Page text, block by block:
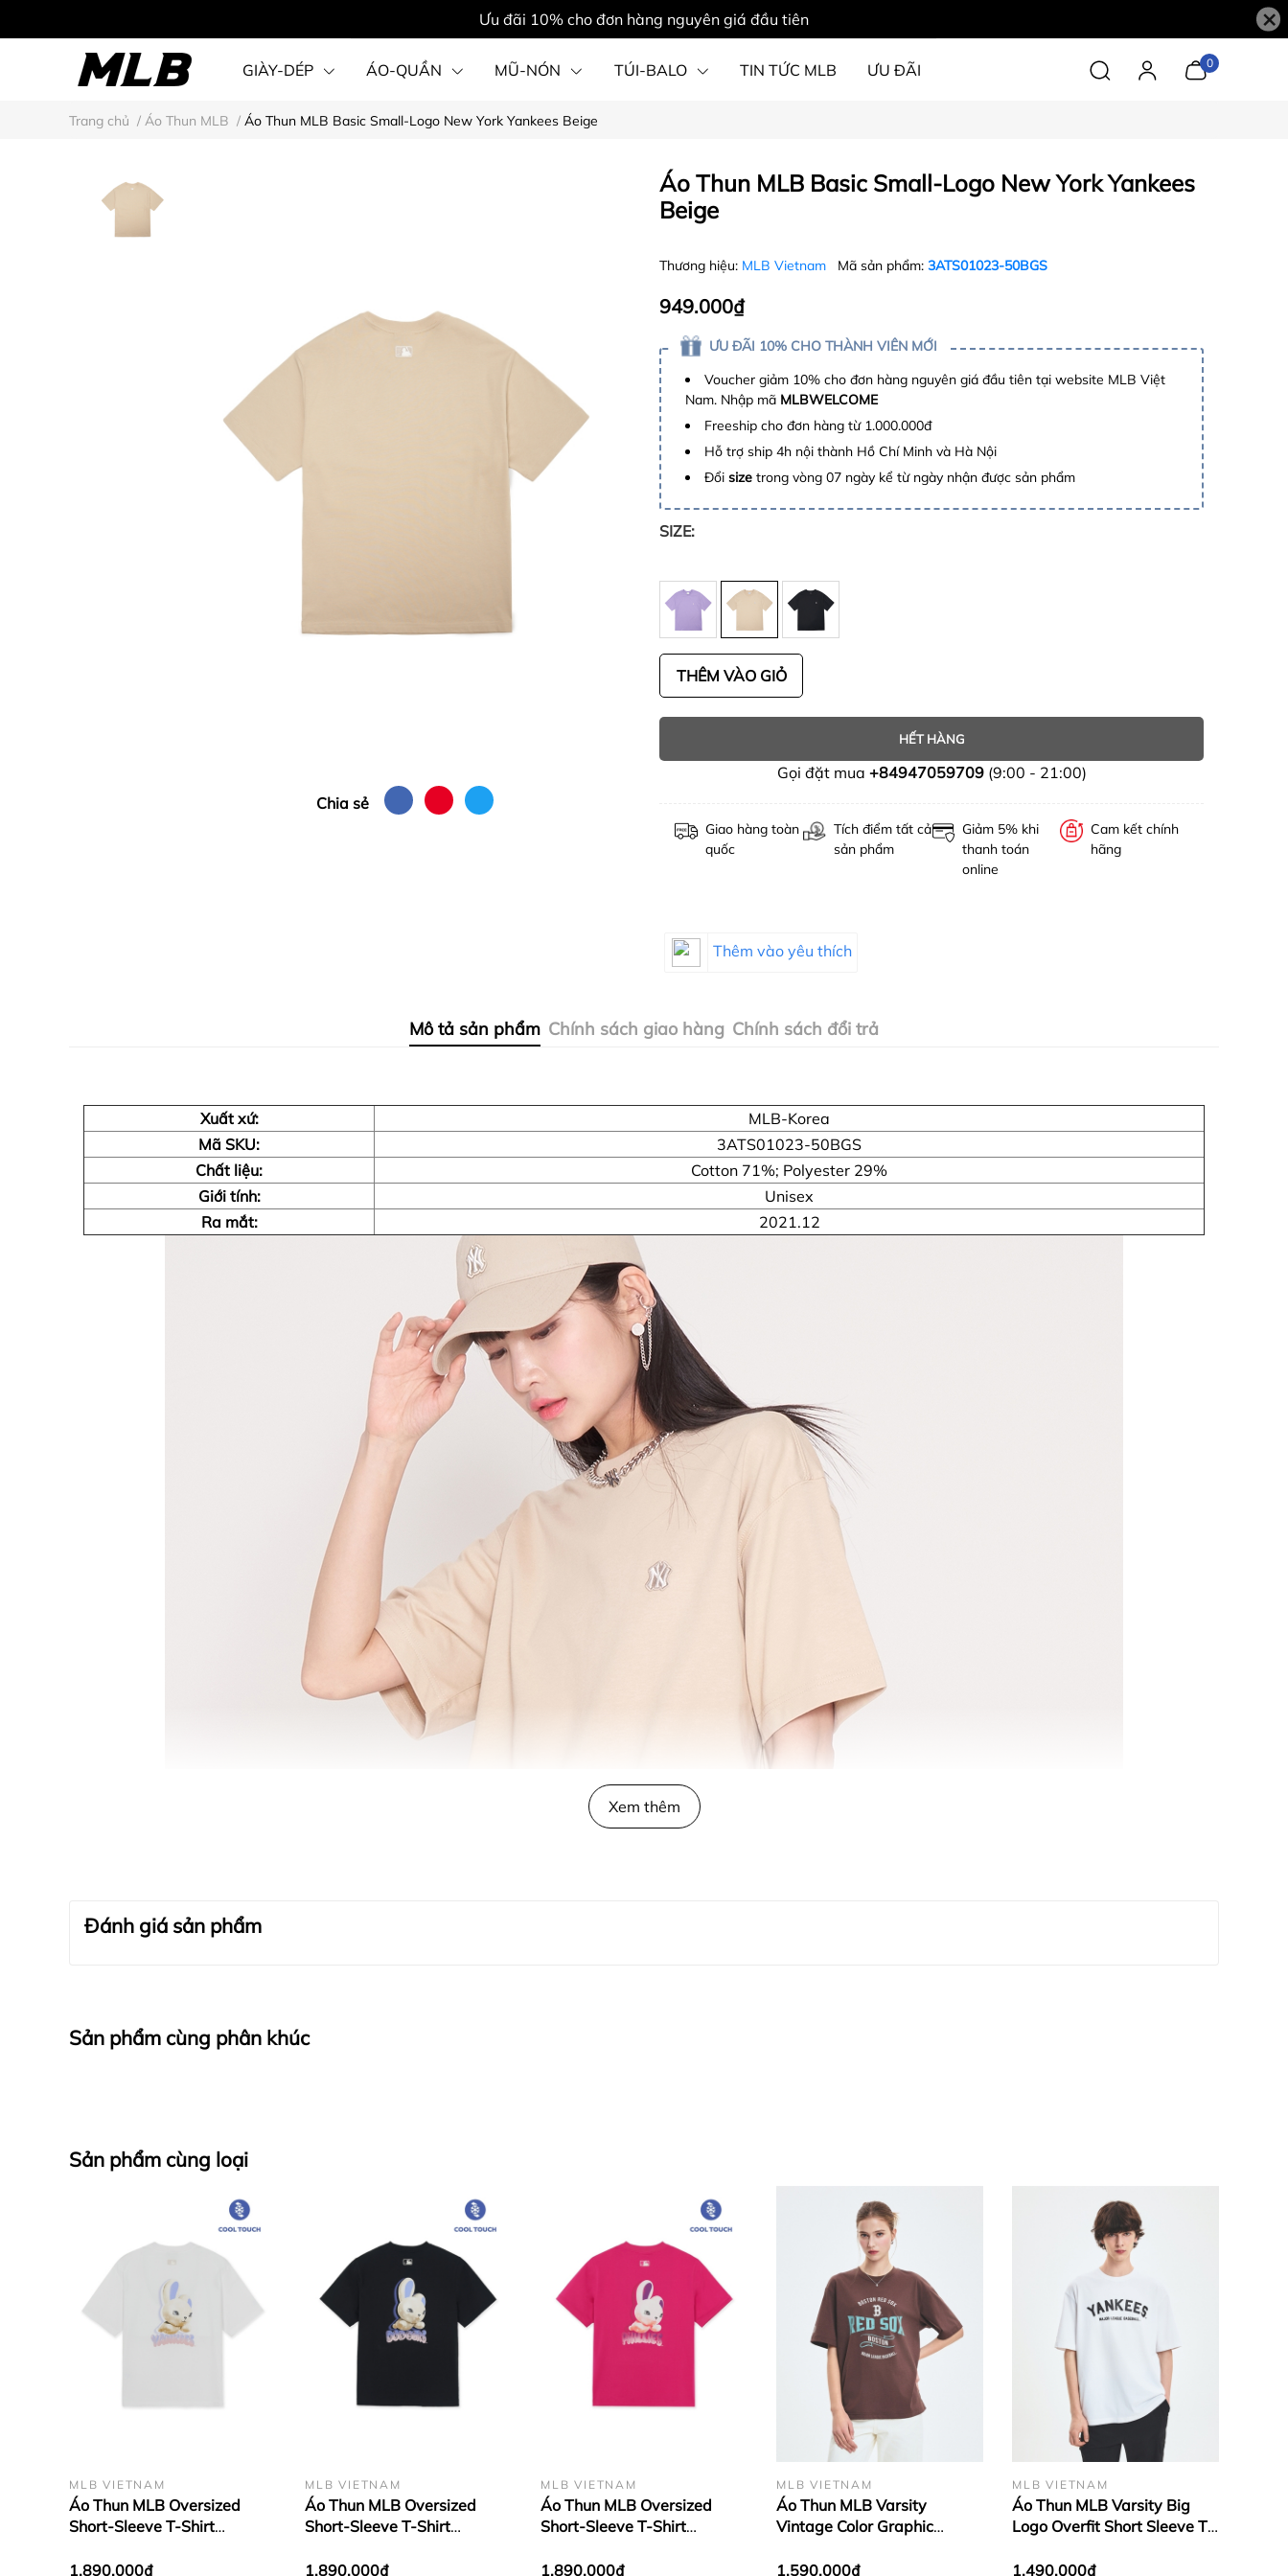
Ưu đãi 10% cho đơn hàng nguyên giá đầu tiên ×
GIÀY-DÉP ÁO-QUẦN MŨ-NÓN TÚI-BALO TIN TỨC MLB ƯU ĐÃI 0
Trang chủ / Áo Thun MLB / Áo Thun MLB Basic Small-Logo New York Yankees Beige
Chia sẻ
Áo Thun MLB Basic Small-Logo New York Yankees
Beige
Thương hiệu: MLB Vietnam Mã sản phẩm: 3ATS01023-50BGS
949.000₫
ƯU ĐÃI 10% CHO THÀNH VIÊN MỚI
Voucher giảm 10% cho đơn hàng nguyên giá đầu tiên tại website MLB Việt
Nam. Nhập mã MLBWELCOME
Freeship cho đơn hàng từ 1.000.000đ
Hỗ trợ ship 4h nội thành Hồ Chí Minh và Hà Nội
Đổi size trong vòng 07 ngày kể từ ngày nhận được sản phẩm
SIZE:
THÊM VÀO GIỎ
HẾT HÀNG
Gọi đặt mua +84947059709(9:00 - 21:00)
Giao hàng toàn
quốc
Tích điểm tất cả
sản phẩm
Giảm 5% khi
thanh toán
online
Cam kết chính
hãng
Thêm vào yêu thích
Mô tả sản phẩm Chính sách giao hàng Chính sách đổi trả
Xuất xứ:
MLB-Korea
Mã SKU:
3ATS01023-50BGS
Chất liệu:
Cotton 71%; Polyester 29%
Giới tính:
Unisex
Ra mắt:
2021.12
Xem thêm
Đánh giá sản phẩm
Sản phẩm cùng phân khúc
Sản phẩm cùng loại
MLB VIETNAM
Áo Thun MLB Oversized
Short-Sleeve T-Shirt
Graphic New York Yankees
1.890.000₫
MLB VIETNAM
Áo Thun MLB Oversized
Short-Sleeve T-Shirt
Graphic LA Dodgers Black
1.890.000₫
MLB VIETNAM
Áo Thun MLB Oversized
Short-Sleeve T-Shirt
Graphic Philadelphia Phillies
1.890.000₫
MLB VIETNAM
Áo Thun MLB Varsity
Vintage Color Graphic
Boston Red Sox Brown
1.590.000₫
MLB VIETNAM
Áo Thun MLB Varsity Big
Logo Overfit Short Sleeve T-
White
1.490.000₫